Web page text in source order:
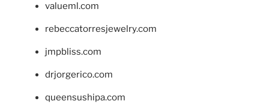
valueml.com
rebeccatorresjewelry.com
jmpbliss.com
drjorgerico.com
queensushipa.com